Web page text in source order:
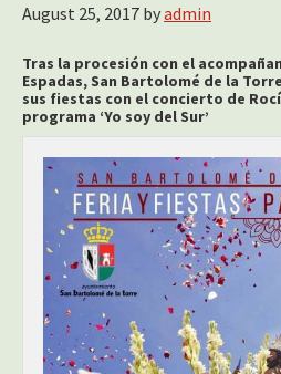
August 25, 2017 byadmin
Tras la procesión con el
Espadas, San Bartolomé de la
sus fiestas con el concierto de
programa ‘Yo soy del Sur’